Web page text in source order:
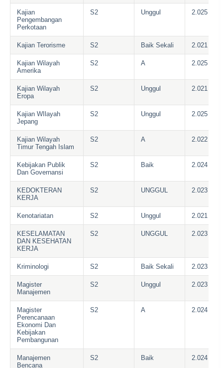
Kajian
Pengembangan
Perkotaan
S2 Unggul 2.025
Kajian Terorisme S2 Baik Sekali 2.021
Kajian Wilayah
Amerika
S2 A 2.025
Kajian Wilayah
Eropa
S2 Unggul 2.021
Kajian WIlayah
Jepang
S2 Unggul 2.025
Kajian Wilayah
Timur Tengah Islam
S2 A 2.022
Kebijakan Publik
Dan Governansi
S2 Baik 2.024
KEDOKTERAN
KERJA
S2 UNGGUL 2.023
Kenotariatan S2 Unggul 2.021
KESELAMATAN
DAN KESEHATAN
KERJA
S2 UNGGUL 2.023
Kriminologi S2 Baik Sekali 2.023
Magister
Manajemen
S2 Unggul 2.023
Magister
Perencanaan
Ekonomi Dan
Kebijakan
Pembangunan
S2 A 2.024
Manajemen
Bencana
S2 Baik 2.024